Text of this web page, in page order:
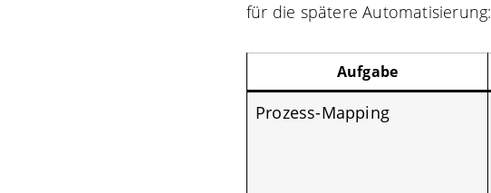
für die spätere Automatisierung:
Aufgabe
Prozess-Mapping